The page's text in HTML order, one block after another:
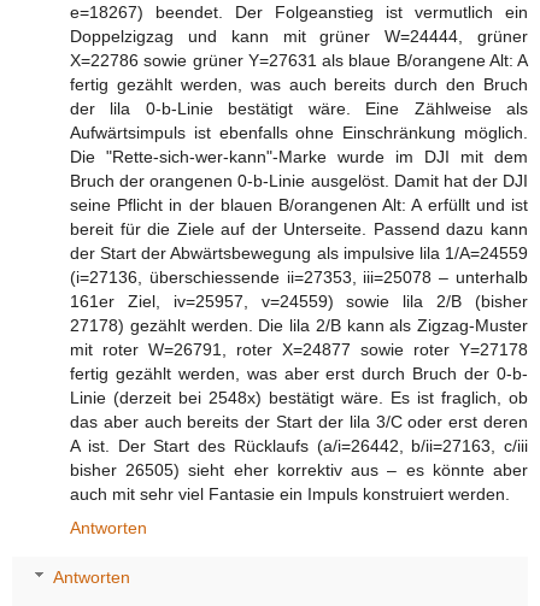
e=18267) beendet. Der Folgeanstieg ist vermutlich ein
Doppelzigzag und kann mit grüner W=24444, grüner
X=22786 sowie grüner Y=27631 als blaue B/orangene Alt: A
fertig gezählt werden, was auch bereits durch den Bruch
der lila 0-b-Linie bestätigt wäre. Eine Zählweise als
Aufwärtsimpuls ist ebenfalls ohne Einschränkung möglich.
Die "Rette-sich-wer-kann"-Marke wurde im DJI mit dem
Bruch der orangenen 0-b-Linie ausgelöst. Damit hat der DJI
seine Pflicht in der blauen B/orangenen Alt: A erfüllt und ist
bereit für die Ziele auf der Unterseite. Passend dazu kann
der Start der Abwärtsbewegung als impulsive lila 1/A=24559
(i=27136, überschiessende ii=27353, iii=25078 – unterhalb
161er Ziel, iv=25957, v=24559) sowie lila 2/B (bisher
27178) gezählt werden. Die lila 2/B kann als Zigzag-Muster
mit roter W=26791, roter X=24877 sowie roter Y=27178
fertig gezählt werden, was aber erst durch Bruch der 0-b-
Linie (derzeit bei 2548x) bestätigt wäre. Es ist fraglich, ob
das aber auch bereits der Start der lila 3/C oder erst deren
A ist. Der Start des Rücklaufs (a/i=26442, b/ii=27163, c/iii
bisher 26505) sieht eher korrektiv aus – es könnte aber
auch mit sehr viel Fantasie ein Impuls konstruiert werden.
Antworten
Antworten